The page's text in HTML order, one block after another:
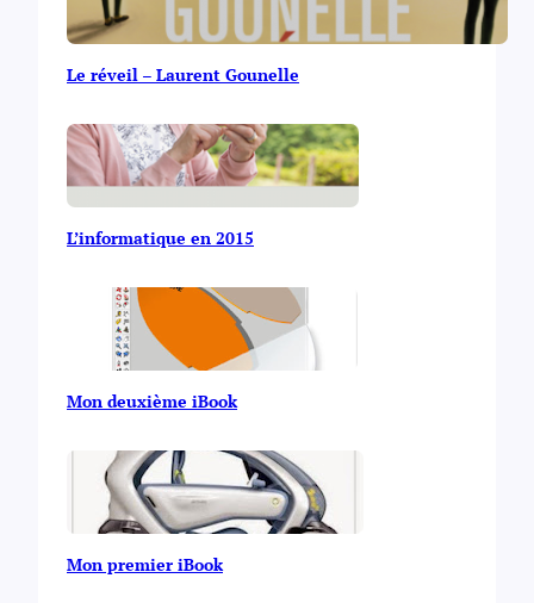
Le réveil – Laurent Gounelle
L’informatique en 2015
Mon deuxième iBook
Mon premier iBook